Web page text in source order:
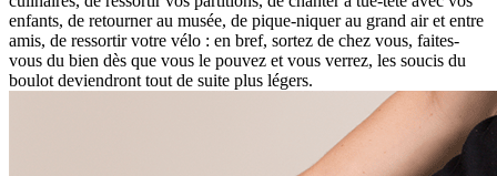
enfants, de retourner au musée, de pique-niquer au grand air et entre
amis, de ressortir votre vélo : en bref, sortez de chez vous, faites-
vous du bien dès que vous le pouvez et vous verrez, les soucis du
boulot deviendront tout de suite plus légers.